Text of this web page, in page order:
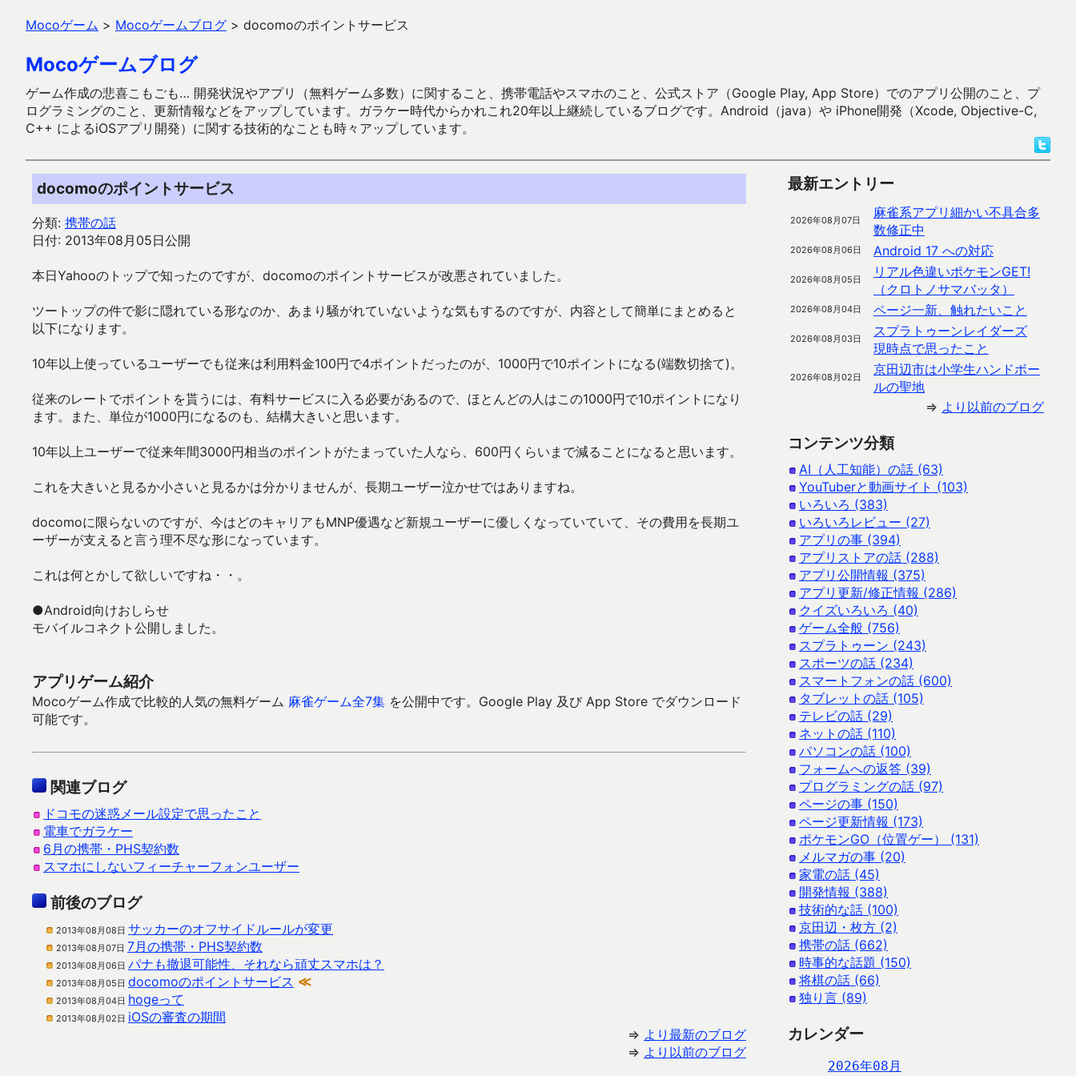
Mocoゲーム > Mocoゲームブログ > docomoのポイントサービス
Mocoゲームブログ
ゲーム作成の悲喜こもごも… 開発状況やアプリ（無料ゲーム多数）に関すること、携帯電話やスマホのこと、公式ストア（Google Play, App Store）でのアプリ公開のこと、プ
ログラミングのこと、更新情報などをアップしています。ガラケー時代からかれこれ20年以上継続しているブログです。Android（java）や iPhone開発（Xcode, Objective-C,
C++ によるiOSアプリ開発）に関する技術的なことも時々アップしています。
docomoのポイントサービス
分類: 携帯の話
日付: 2013年08月05日公開
本日Yahooのトップで知ったのですが、docomoのポイントサービスが改悪されていました。
ツートップの件で影に隠れている形なのか、あまり騒がれていないような気もするのですが、内容として簡単にまとめると
以下になります。
10年以上使っているユーザーでも従来は利用料金100円で4ポイントだったのが、1000円で10ポイントになる(端数切捨て)。
従来のレートでポイントを貰うには、有料サービスに入る必要があるので、ほとんどの人はこの1000円で10ポイントになり
ます。また、単位が1000円になるのも、結構大きいと思います。
10年以上ユーザーで従来年間3000円相当のポイントがたまっていた人なら、600円くらいまで減ることになると思います。
これを大きいと見るか小さいと見るかは分かりませんが、長期ユーザー泣かせではありますね。
docomoに限らないのですが、今はどのキャリアもMNP優遇など新規ユーザーに優しくなっていていて、その費用を長期ユ
ーザーが支えると言う理不尽な形になっています。
これは何とかして欲しいですね・・。
●Android向けおしらせ
モバイルコネクト公開しました。
アプリゲーム紹介
Mocoゲーム作成で比較的人気の無料ゲーム 麻雀ゲーム全7集 を公開中です。Google Play 及び App Store でダウンロード
可能です。
関連ブログ
ドコモの迷惑メール設定で思ったこと
電車でガラケー
6月の携帯・PHS契約数
スマホにしないフィーチャーフォンユーザー
前後のブログ
2013年08月08日 サッカーのオフサイドルールが変更
2013年08月07日 7月の携帯・PHS契約数
2013年08月06日 パナも撤退可能性、それなら頑丈スマホは？
2013年08月05日 docomoのポイントサービス ≪
2013年08月04日 hogeって
2013年08月02日 iOSの審査の期間
⇒ より最新のブログ
⇒ より以前のブログ
最新エントリー
2026年08月07日
麻雀系アプリ細かい不具合多
数修正中
2026年08月06日 Android 17 への対応
2026年08月05日
リアル色違いポケモンGET!
（クロトノサマバッタ）
2026年08月04日 ページ一新、触れたいこと
2026年08月03日
スプラトゥーンレイダーズ
現時点で思ったこと
2026年08月02日
京田辺市は小学生ハンドボー
ルの聖地
⇒ より以前のブログ
コンテンツ分類
AI（人工知能）の話 (63)
YouTuberと動画サイト (103)
いろいろ (383)
いろいろレビュー (27)
アプリの事 (394)
アプリストアの話 (288)
アプリ公開情報 (375)
アプリ更新/修正情報 (286)
クイズいろいろ (40)
ゲーム全般 (756)
スプラトゥーン (243)
スポーツの話 (234)
スマートフォンの話 (600)
タブレットの話 (105)
テレビの話 (29)
ネットの話 (110)
パソコンの話 (100)
フォームへの返答 (39)
プログラミングの話 (97)
ページの事 (150)
ページ更新情報 (173)
ポケモンGO（位置ゲー） (131)
メルマガの事 (20)
家電の話 (45)
開発情報 (388)
技術的な話 (100)
京田辺・枚方 (2)
携帯の話 (662)
時事的な話題 (150)
将棋の話 (66)
独り言 (89)
カレンダー
2026年08月